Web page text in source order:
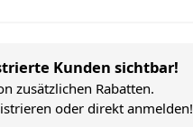
Kunden sichtbar!
zusätzlichen Rabatten.
oder direkt anmelden!